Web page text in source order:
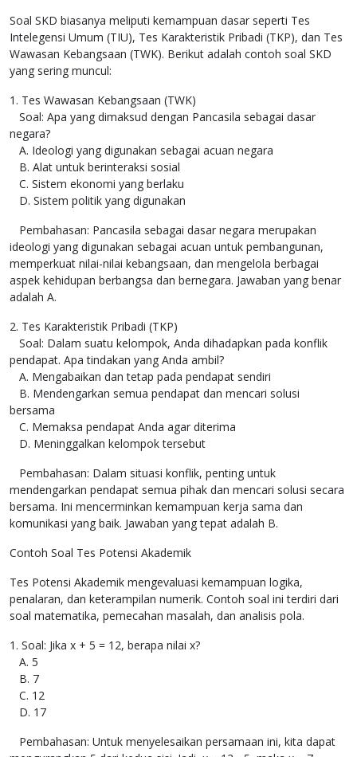
Soal SKD biasanya meliputi kemampuan dasar seperti Tes
Intelegensi Umum (TIU), Tes Karakteristik Pribadi (TKP), dan Tes
Wawasan Kebangsaan (TWK). Berikut adalah contoh soal SKD
yang sering muncul:
1. Tes Wawasan Kebangsaan (TWK)
Soal: Apa yang dimaksud dengan Pancasila sebagai dasar
negara?
A. Ideologi yang digunakan sebagai acuan negara
B. Alat untuk berinteraksi sosial
C. Sistem ekonomi yang berlaku
D. Sistem politik yang digunakan
Pembahasan: Pancasila sebagai dasar negara merupakan
ideologi yang digunakan sebagai acuan untuk pembangunan,
memperkuat nilai-nilai kebangsaan, dan mengelola berbagai
aspek kehidupan berbangsa dan bernegara. Jawaban yang benar
adalah A.
2. Tes Karakteristik Pribadi (TKP)
Soal: Dalam suatu kelompok, Anda dihadapkan pada konflik
pendapat. Apa tindakan yang Anda ambil?
A. Mengabaikan dan tetap pada pendapat sendiri
B. Mendengarkan semua pendapat dan mencari solusi
bersama
C. Memaksa pendapat Anda agar diterima
D. Meninggalkan kelompok tersebut
Pembahasan: Dalam situasi konflik, penting untuk
mendengarkan pendapat semua pihak dan mencari solusi secara
bersama. Ini mencerminkan kemampuan kerja sama dan
komunikasi yang baik. Jawaban yang tepat adalah B.
Contoh Soal Tes Potensi Akademik
Tes Potensi Akademik mengevaluasi kemampuan logika,
penalaran, dan keterampilan numerik. Contoh soal ini terdiri dari
soal matematika, pemecahan masalah, dan analisis pola.
1. Soal: Jika x + 5 = 12, berapa nilai x?
A. 5
B. 7
C. 12
D. 17
Pembahasan: Untuk menyelesaikan persamaan ini, kita dapat